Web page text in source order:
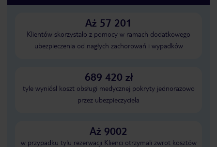
Aż 57 201
Klientów skorzystało z pomocy w ramach dodatkowego
ubezpieczenia od nagłych zachorowań i wypadków
689 420 zł
tyle wyniósł koszt obsługi medycznej pokryty jednorazowo
przez ubezpieczyciela
Aż 9002
w przypadku tylu rezerwacji Klienci otrzymali zwrot kosztów